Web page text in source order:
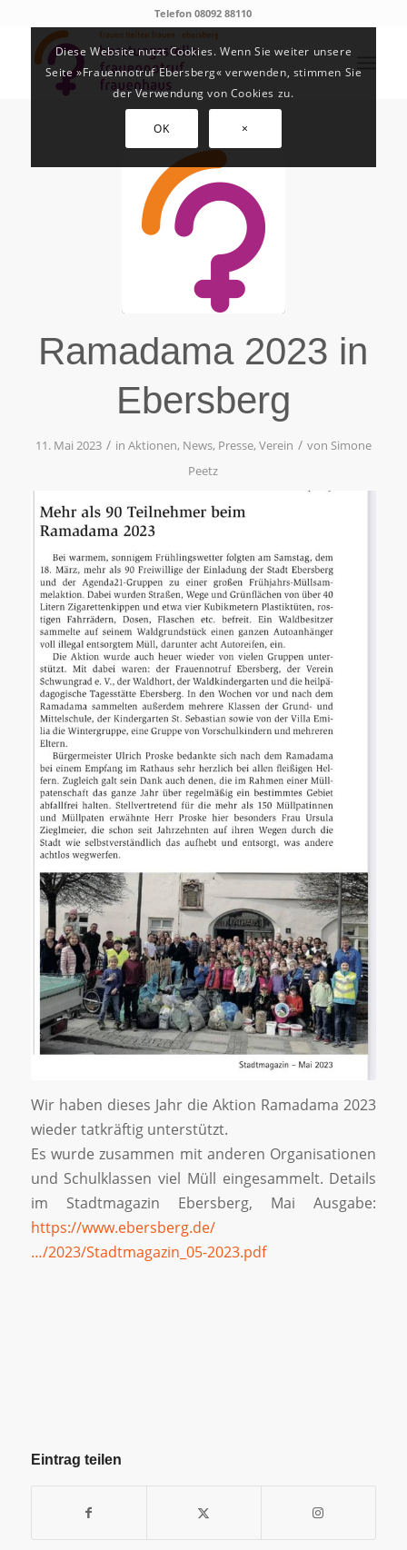
Telefon 08092 88110
Ramadama 2023 in
Ebersberg
11. Mai 2023 / in Aktionen, News, Presse, Verein / von Simone
Peetz
Wir haben dieses Jahr die Aktion Ramadama 2023
wieder tatkräftig unterstützt.
Es wurde zusammen mit anderen Organisationen
und Schulklassen viel Müll eingesammelt. Details
im Stadtmagazin Ebersberg, Mai Ausgabe:
https://www.ebersberg.de/
…/2023/Stadtmagazin_05-2023.pdf
Eintrag teilen
Diese Website nutzt Cookies. Wenn Sie weiter unsere
Seite »Frauennotruf Ebersberg« verwenden, stimmen Sie
der Verwendung von Cookies zu.
OK ×